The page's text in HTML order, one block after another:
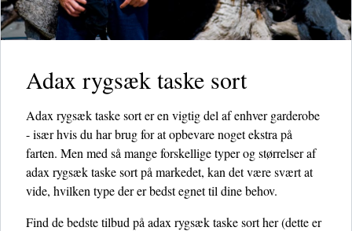
Adax rygsæk taske sort
Adax rygsæk taske sort er en vigtig del af enhver garderobe
- især hvis du har brug for at opbevare noget ekstra på
farten. Men med så mange forskellige typer og størrelser af
adax rygsæk taske sort på markedet, kan det være svært at
vide, hvilken type der er bedst egnet til dine behov.
Find de bedste tilbud på adax rygsæk taske sort her(dette er